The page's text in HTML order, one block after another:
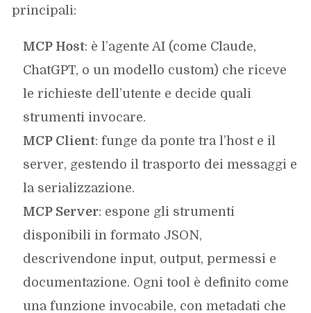
principali:
MCP Host: è l’agente AI (come Claude,
ChatGPT, o un modello custom) che riceve
le richieste dell’utente e decide quali
strumenti invocare.
MCP Client: funge da ponte tra l’host e il
server, gestendo il trasporto dei messaggi e
la serializzazione.
MCP Server: espone gli strumenti
disponibili in formato JSON,
descrivendone input, output, permessi e
documentazione. Ogni tool è definito come
una funzione invocabile, con metadati che